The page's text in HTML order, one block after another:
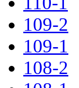
109-2
109-1
108-2